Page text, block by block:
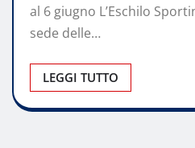
al 6 giugno L’Eschilo
sede delle…
LEGGI TUTTO